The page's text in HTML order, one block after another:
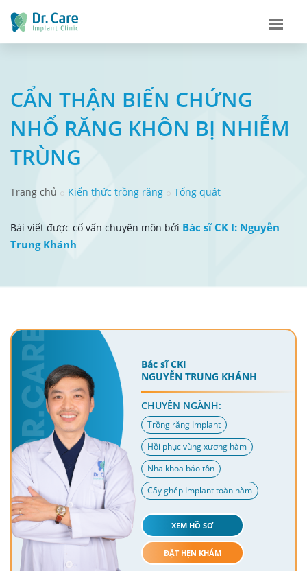
CẨN THẬN BIẾN CHỨNG
NHỔ RĂNG KHÔN BỊ NHIỄM
TRÙNG
Trang chủ Kiến thức trồng răng Tổng quát
Bài viết được cố vấn chuyên môn bởi Bác sĩ CK I: Nguyễn
Trung Khánh
Bác sĩ CKI
NGUYỄN TRUNG KHÁNH
CHUYÊN NGÀNH:
Trồng răng Implant
Hồi phục vùng xương hàm
Nha khoa bảo tồn
Cấy ghép Implant toàn hàm
XEM HỒ SƠ
ĐẶT HẸN KHÁM